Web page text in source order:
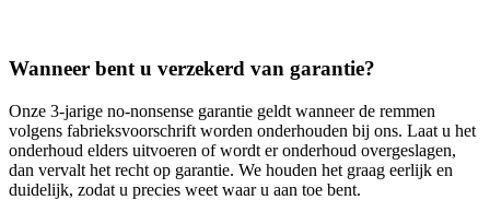
Wanneer bent u verzekerd van garantie?
Onze 3‑jarige no‑nonsense garantie geldt wanneer de remmen
volgens fabrieksvoorschrift worden onderhouden bij ons. Laat u het
onderhoud elders uitvoeren of wordt er onderhoud overgeslagen,
dan vervalt het recht op garantie. We houden het graag eerlijk en
duidelijk, zodat u precies weet waar u aan toe bent.